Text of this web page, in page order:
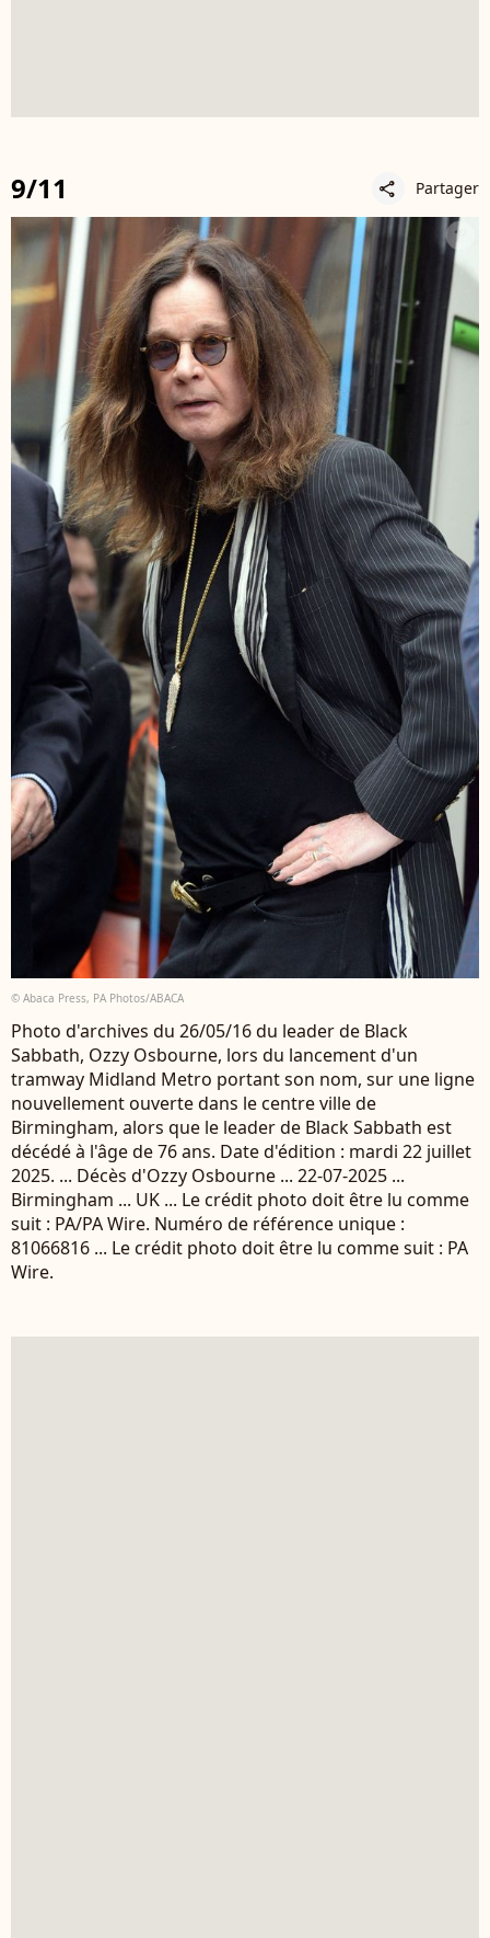
9/11 share Partager
© Abaca Press, PA Photos/ABACA
Photo d'archives du 26/05/16 du leader de Black
Sabbath, Ozzy Osbourne, lors du lancement d'un
tramway Midland Metro portant son nom, sur une ligne
nouvellement ouverte dans le centre ville de
Birmingham, alors que le leader de Black Sabbath est
décédé à l'âge de 76 ans. Date d'édition : mardi 22 juillet
2025. ... Décès d'Ozzy Osbourne ... 22-07-2025 ...
Birmingham ... UK ... Le crédit photo doit être lu comme
suit : PA/PA Wire. Numéro de référence unique :
81066816 ... Le crédit photo doit être lu comme suit : PA
Wire.